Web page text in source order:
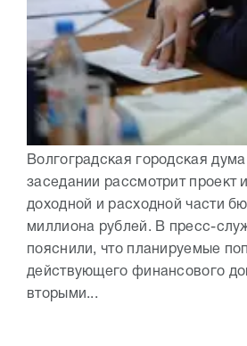
Волгоградская городская
заседании рассмотрит проект
доходной и расходной части
миллиона рублей. В пресс-
пояснили, что планируемые
действующего финансового
вторыми...